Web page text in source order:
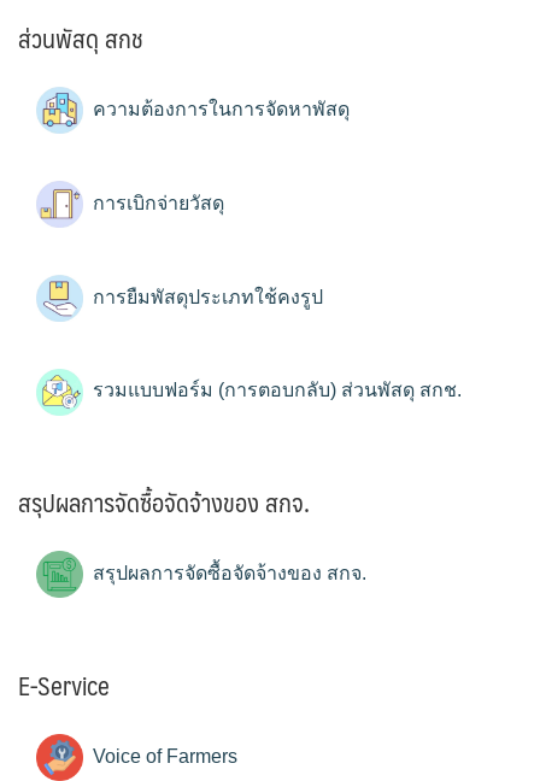
ส่วนพัสดุ สกช
ความต้องการในการจัดหาพัสดุ
การเบิกจ่ายวัสดุ
การยืมพัสดุประเภทใช้คงรูป
รวมแบบฟอร์ม (การตอบกลับ) ส่วนพัสดุ สกช.
สรุปผลการจัดซื้อจัดจ้างของ สกจ.
สรุปผลการจัดซื้อจัดจ้างของ สกจ.
E-Service
Voice of Farmers